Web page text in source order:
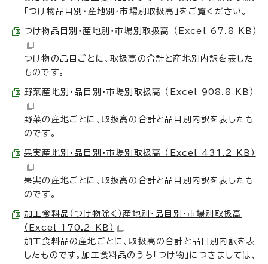
「つけ物品目別・産地別・市場別取扱高」をご覧ください。
つけ物品目別・産地別・市場別取扱高 （Excel 67.8 KB）
つけ物の品目ごとに、取扱高の合計と産地別内訳を表した
ものです。
野菜産地別・品目別・市場別取扱高 （Excel 908.8 KB）
野菜の産地ごとに、取扱高の合計と品目別内訳を表したも
のです。
果実産地別・品目別・市場別取扱高 （Excel 431.2 KB）
果実の産地ごとに、取扱高の合計と品目別内訳を表したも
のです。
加工食料品（つけ物除く）産地別・品目別・市場別取扱高
（Excel 170.2 KB）
加工食料品の産地ごとに、取扱高の合計と品目別内訳を表
したものです。加工食料品のうち「つけ物」につきましては、